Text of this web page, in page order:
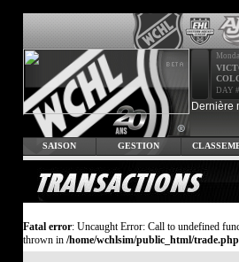
DAY
Dernière
SAISON GESTION
Fatal error: Uncaught Error: Call to undefined
thrown in /home/wchlsim/public_html/trade.php